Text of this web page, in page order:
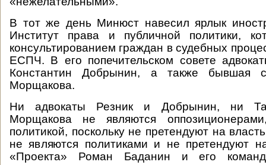
В тот же день Минюст навесил ярлык
Институт права и публичной политики,
консультированием граждан в судебных
ЕСПЧ. В его попечительском совете
Константин Добрынин, а также бывшая
Морщакова.
Ни адвокаты Резник и Добрынин, ни
Морщакова не являются
политикой, поскольку не претендуют на
не являются политиками и не претендуют
«Проекта» Роман Баданин и его